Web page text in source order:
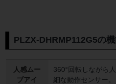
PLZX-DHRMP112G5の
人感ムー
ブアイ
360°回転しながら
細な動作センサー。